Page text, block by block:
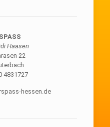
Haasen
22
4831727
hessen.de